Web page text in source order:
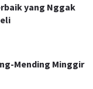
yang Nggak
Mending Minggir